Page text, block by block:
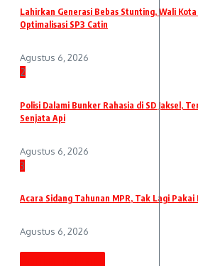
Lahirkan Generasi Bebas Stunting, Wali
Optimalisasi SP3 Catin
Agustus 6, 2026
2
Polisi Dalami Bunker Rahasia di SD Jaksel,
Senjata Api
Agustus 6, 2026
3
Acara Sidang Tahunan MPR, Tak Lagi Pakai
Agustus 6, 2026